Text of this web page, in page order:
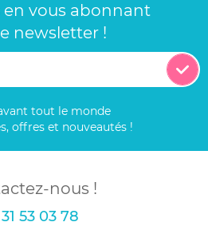
en vous abonnant
newsletter !
tout le monde
offres et nouveautés !
nous !
53 03 78